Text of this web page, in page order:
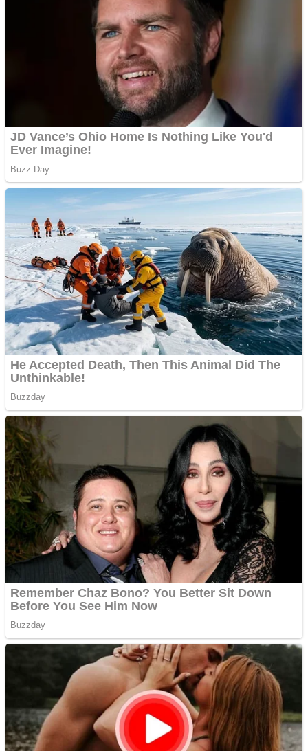
Cutit cositoare KUHN
Creez aplicatie
ANDROID pentru siteul
tau
Anuntul tau apare in mai
multe ziare online
Aplică acum pentru toate
tipurile de împrumuturi
și obține bani urgent!
profesionala